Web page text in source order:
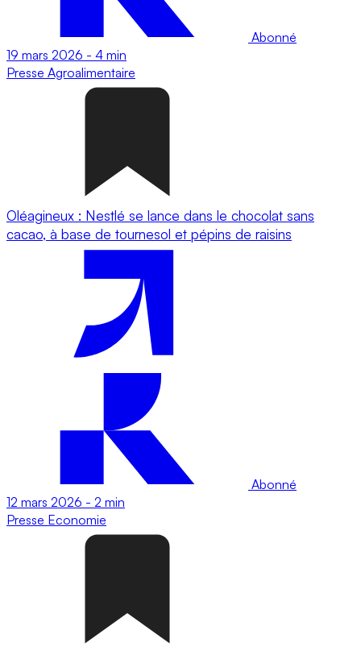
Abonné
19 mars 2026 - 4 min
Presse Agroalimentaire
Oléagineux : Nestlé se lance dans le chocolat sans
cacao, à base de tournesol et pépins de raisins
Abonné
12 mars 2026 - 2 min
Presse Economie